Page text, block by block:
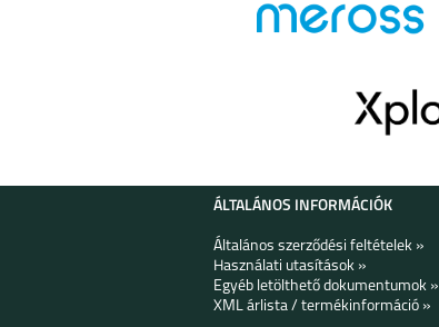
ÁLTALÁNOS INFORMÁCIÓK
Általános szerződési feltételek »
Használati utasítások »
Egyéb letölthető dokumentumok »
XML árlista / termékinformáció »